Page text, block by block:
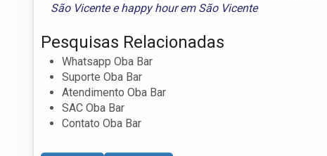
São Vicenteehappy hour em São Vicente
Pesquisas Relacionadas
Whatsapp Oba Bar
Suporte Oba Bar
Atendimento Oba Bar
SAC Oba Bar
Contato Oba Bar